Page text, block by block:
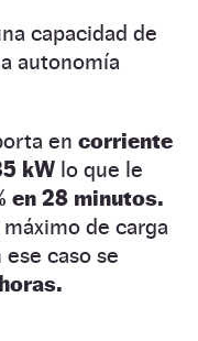
capacidad de
autonomía
en corriente
kW lo que le
en 28 minutos.
de carga
ese caso se